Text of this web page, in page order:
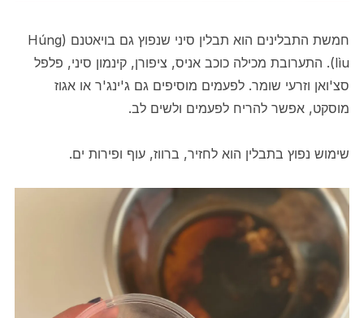
חמשת התבלינים הוא תבלין סיני שנפוץ גם בויאטנם (Húng
lìu). התערובת מכילה כוכב אניס, ציפורן, קינמון סיני, פלפל
סצ'ואן וזרעי שומר. לפעמים מוסיפים גם ג'ינג'ר או אגוז
מוסקט, אפשר להריח לפעמים ולשים לב.
שימוש נפוץ בתבלין הוא לחזיר, ברווז, עוף ופירות ים.